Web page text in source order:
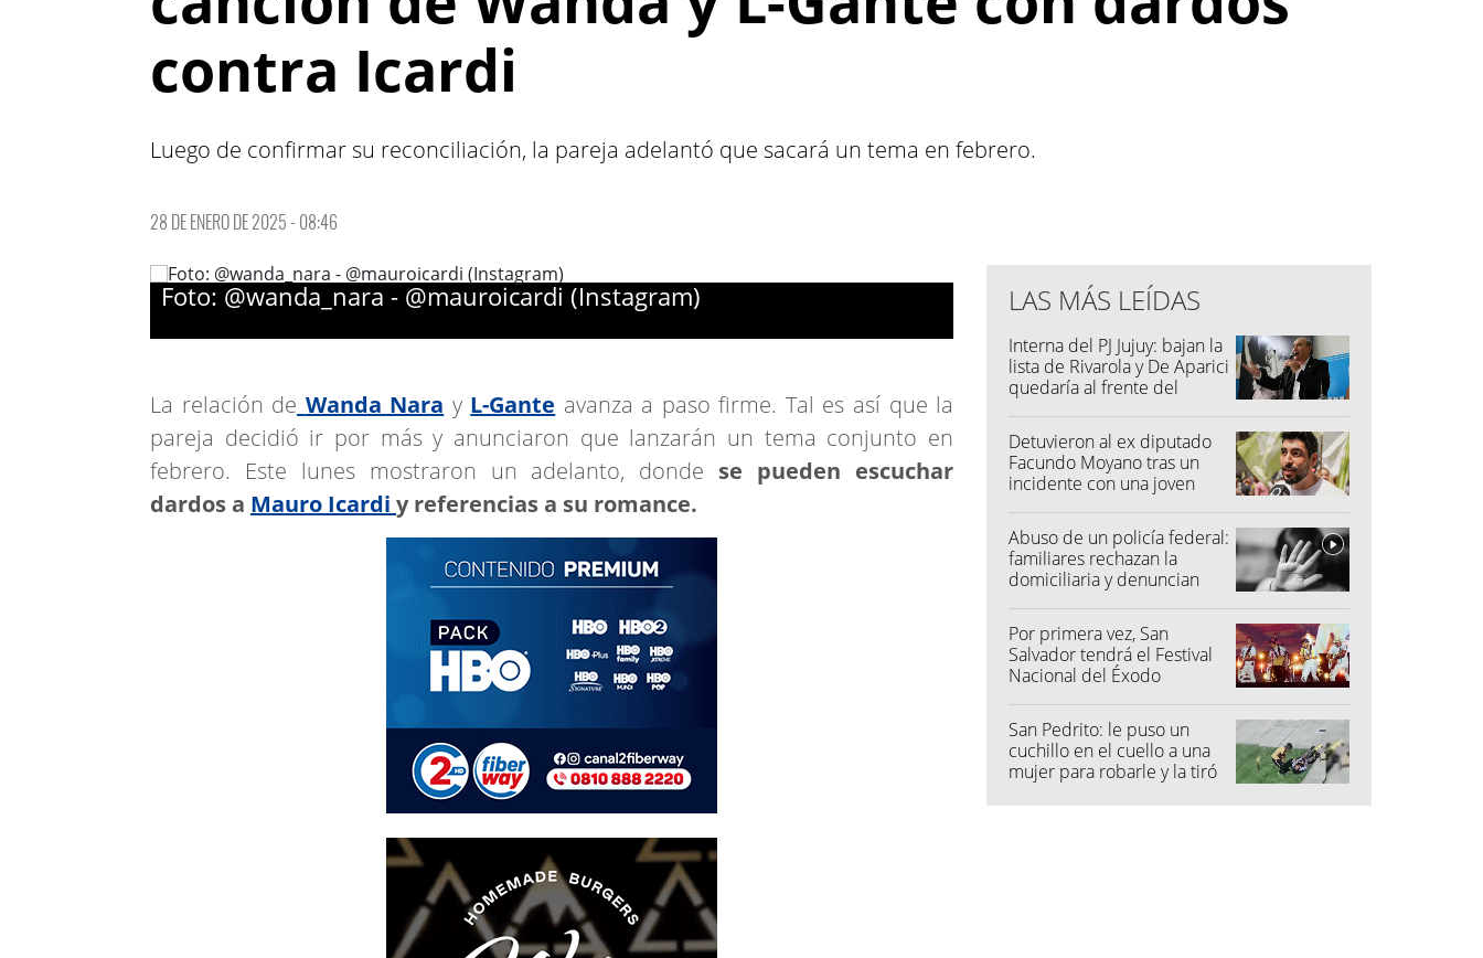
contra Icardi
Luego de confirmar su reconciliación, la pareja adelantó que sacará un tema en febrero.
28 DE ENERO DE 2025 - 08:46
Foto: @wanda_nara - @mauroicardi (Instagram)
La relación de Wanda Nara y L-Gante avanza a paso firme. Tal es así que la
pareja decidió ir por más y anunciaron que lanzarán un tema conjunto en
febrero. Este lunes mostraron un adelanto, donde se pueden escuchar
dardos a Mauro Icardi y referencias a su romance.
LAS MÁS LEÍDAS
Interna del PJ Jujuy: bajan la
lista de Rivarola y De Aparici
quedaría al frente del
Detuvieron al ex diputado
Facundo Moyano tras un
incidente con una joven
Abuso de un policía federal:
familiares rechazan la
domiciliaria y denuncian
Por primera vez, San
Salvador tendrá el Festival
Nacional del Éxodo
San Pedrito: le puso un
cuchillo en el cuello a una
mujer para robarle y la tiró